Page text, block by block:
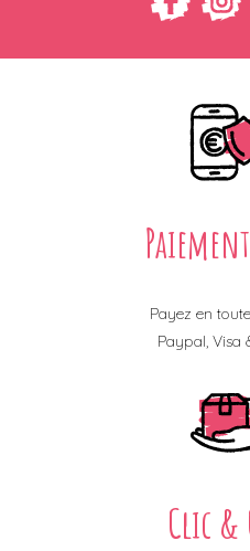
Payez en
Paypal, Visa
Clic &